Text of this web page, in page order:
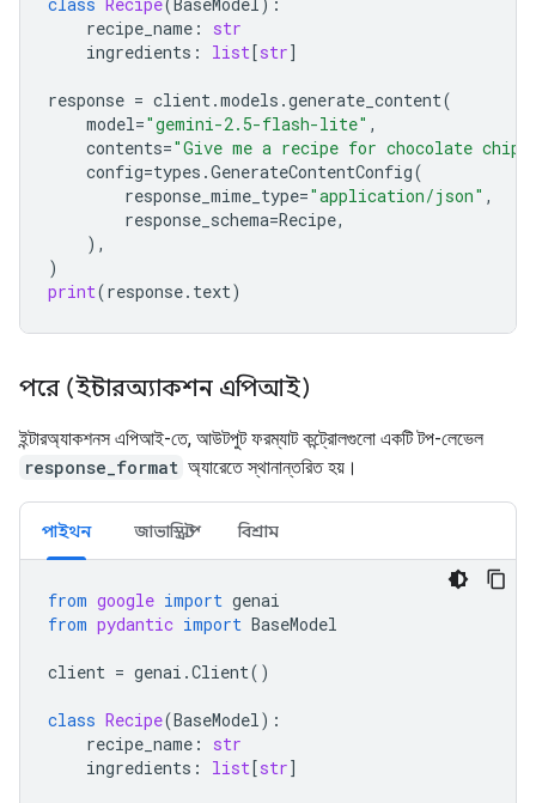
recipe_name :
str
ingredients : list[str]
response = client.models .generate_content(
model="gemini-2.5-flash-lite" ,
contents="Give me a recipe for chocolate chip
config=types .GenerateContentConfig(
response_mime_type="application/json" ,
response_schema=Recipe,
),
)
print(response. text)
পরে (ইন্টারঅ্যাকশন এপিআই)
ইন্টারঅ্যাকশনস এপিআই-তে, আউটপুট ফরম্যাট কন্ট্রোলগুলো একটি টপ-লেভেল
response_format অ্যারেতে স্থানান্তরিত হয়।
পাইথন জাভাস্ক্রিপ্ট বিশ্রাম
from google import genai
from pydantic import BaseModel
client = genai .Client()
class Recipe(BaseModel):
recipe_name :
str
ingredients : list[str]